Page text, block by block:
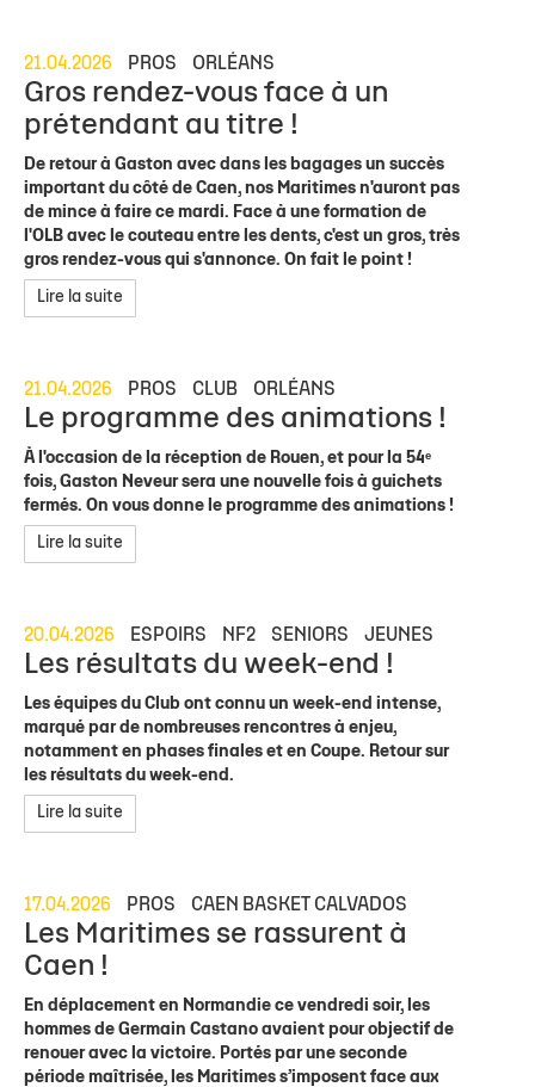
21.04.2026 PROS ORLÉANS
Gros rendez-vous face à un
prétendant au titre !
De retour à Gaston avec dans les bagages un succès
important du côté de Caen, nos Maritimes n'auront pas
de mince à faire ce mardi. Face à une formation de
l'OLB avec le couteau entre les dents, c'est un gros, très
gros rendez-vous qui s'annonce. On fait le point !
Lire la suite
21.04.2026 PROS CLUB ORLÉANS
Le programme des animations !
À l'occasion de la réception de Rouen, et pour la 54ᵉ
fois, Gaston Neveur sera une nouvelle fois à guichets
fermés. On vous donne le programme des animations !
Lire la suite
20.04.2026 ESPOIRS NF2 SENIORS JEUNES
Les résultats du week-end !
Les équipes du Club ont connu un week-end intense,
marqué par de nombreuses rencontres à enjeu,
notamment en phases finales et en Coupe. Retour sur
les résultats du week-end.
Lire la suite
17.04.2026 PROS CAEN BASKET CALVADOS
Les Maritimes se rassurent à
Caen !
En déplacement en Normandie ce vendredi soir, les
hommes de Germain Castano avaient pour objectif de
renouer avec la victoire. Portés par une seconde
période maîtrisée, les Maritimes s’imposent face aux